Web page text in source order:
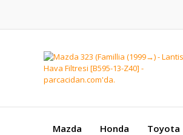
Mazda Honda Toyota